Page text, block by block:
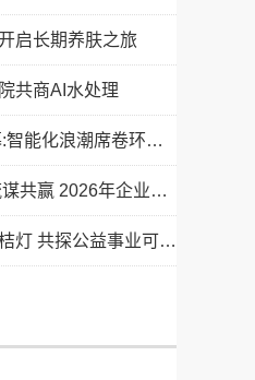
启长期养肤之旅
共商AI水处理
2026上海环博会盛大开幕:智能化浪潮席卷环保产业
精准对接促发展 深度交流谋共赢 2026年企业投融资交流活动第二期圆满举行
浙江观心公益走访咸阳小桔灯 共探公益事业可持续发展新路径
天空实业与香港理工大学筹建载人通航飞机研究院
深学细悟四点重要讲话精神 以实干推动两岸融合发展